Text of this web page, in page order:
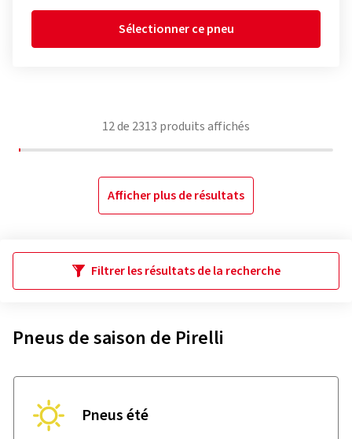
Sélectionner ce pneu
12de 2313 produits affichés
Afficher plus de résultats
Filtrer les résultats de la recherche
Pneus de saison de Pirelli
Pneus été